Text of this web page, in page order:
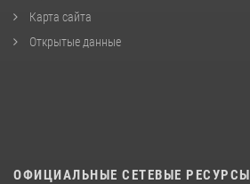
Карта сайта
Открытые данные
ОФИЦИАЛЬНЫЕ СЕТЕВЫЕ РЕСУРСЫ